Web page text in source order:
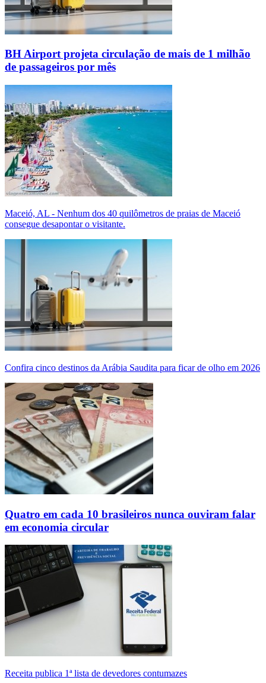
BH Airport projeta circulação de mais de 1 milhão
de passageiros por mês
Maceió, AL - Nenhum dos 40 quilômetros de praias de Maceió
consegue desapontar o visitante.
Confira cinco destinos da Arábia Saudita para ficar de olho em 2026
Quatro em cada 10 brasileiros nunca ouviram falar
em economia circular
Receita publica 1ª lista de devedores contumazes